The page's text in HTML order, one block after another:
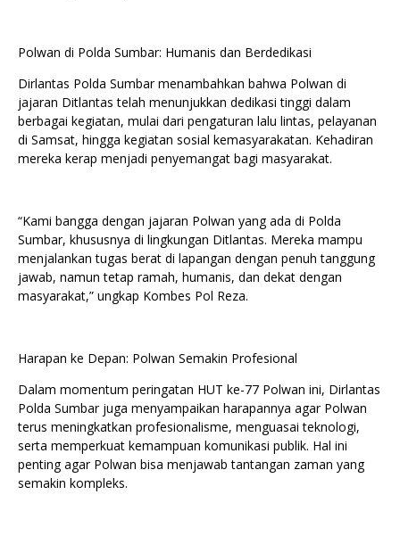
Polwan di Polda Sumbar: Humanis dan Berdedikasi
Dirlantas Polda Sumbar menambahkan bahwa Polwan di
jajaran Ditlantas telah menunjukkan dedikasi tinggi dalam
berbagai kegiatan, mulai dari pengaturan lalu lintas, pelayanan
di Samsat, hingga kegiatan sosial kemasyarakatan. Kehadiran
mereka kerap menjadi penyemangat bagi masyarakat.
“Kami bangga dengan jajaran Polwan yang ada di Polda
Sumbar, khususnya di lingkungan Ditlantas. Mereka mampu
menjalankan tugas berat di lapangan dengan penuh tanggung
jawab, namun tetap ramah, humanis, dan dekat dengan
masyarakat,” ungkap Kombes Pol Reza.
Harapan ke Depan: Polwan Semakin Profesional
Dalam momentum peringatan HUT ke-77 Polwan ini, Dirlantas
Polda Sumbar juga menyampaikan harapannya agar Polwan
terus meningkatkan profesionalisme, menguasai teknologi,
serta memperkuat kemampuan komunikasi publik. Hal ini
penting agar Polwan bisa menjawab tantangan zaman yang
semakin kompleks.